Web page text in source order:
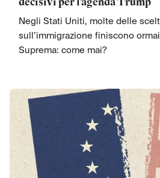
Negli Stati Uniti, molte delle
sull’immigrazione finiscono
Suprema: come mai?